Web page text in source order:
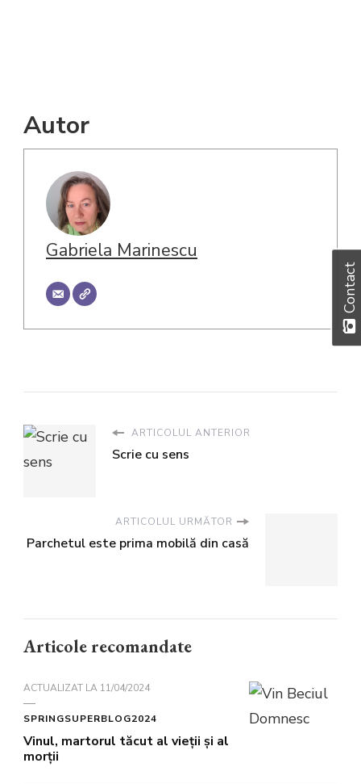
Autor
Gabriela Marinescu
ARTICOLUL ANTERIOR
Scrie cu sens
ARTICOLUL URMĂTOR
Parchetul este prima mobilă din casă
Articole recomandate
ACTUALIZAT LA 11/04/2024
SPRINGSUPERBLOG2024
Vinul, martorul tăcut al vieții și al
morții
Contact